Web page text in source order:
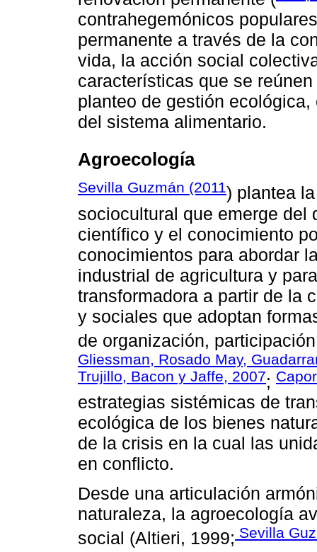
contrahegemónicos
permanente a través de la
vida, la acción social
características que se
planteo de gestión
del sistema alimentario.
Agroecología
Sevilla Guzmán (2011) plantea
sociocultural que emerge del
científico y el conocimiento
conocimientos para abordar
industrial de agricultura y
transformadora a partir de la
y sociales que adoptan
de organización,
Gliessman, Rosado May,
Trujillo, Bacon y Jaffe, 2007;
estrategias sistémicas de
ecológica de los bienes
de la crisis en la cual las
en conflicto.
Desde una articulación
naturaleza, la agroecología
social (Altieri, 1999; Sevilla